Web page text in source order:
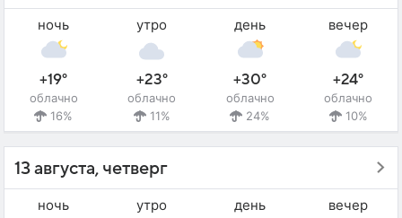
ночь
+19°
облачно
16%
утро
+23°
облачно
11%
день
+30°
облачно
24%
вечер
+24°
облачно
10%
13 августа, четверг
ночь утро день вечер